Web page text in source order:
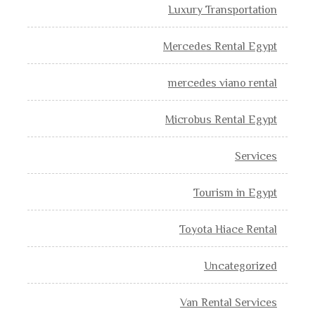
Luxury Transportation
Mercedes Rental Egypt
mercedes viano rental
Microbus Rental Egypt
Services
Tourism in Egypt
Toyota Hiace Rental
Uncategorized
Van Rental Services